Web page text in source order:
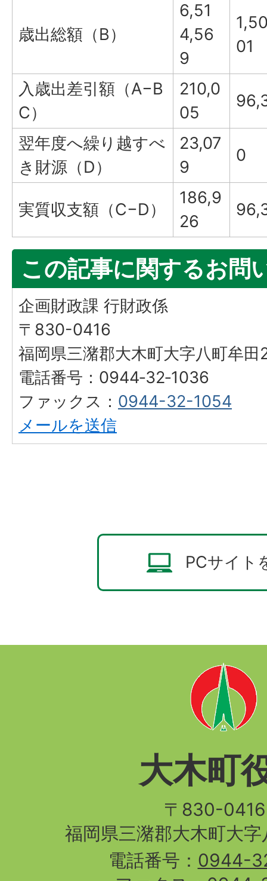
歳出総額（B）
6,51
4,56
9
01
入歳出差引額（A−B
C）
210,0
05
翌年度へ繰り越すべ
き財源（D）
23,07
9
0
実質収支額（C−D）
186,9
26
この記事に関するお問
企画財政課 行財政係
〒830-0416
福岡県三潴郡大木町大字八町牟
電話番号：0944‐32‐1036
ファックス： 0944-32-1054
メールを送信
PCサイト
大木町
〒830-
福岡県三潴郡大木町大
電話番号： 0944-